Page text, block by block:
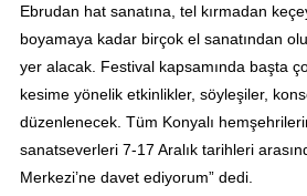
Ebrudan hat sanatına, tel kırmadan
boyamaya kadar birçok el sanatından
yer alacak. Festival kapsamında başta
kesime yönelik etkinlikler, söyleşiler,
düzenlenecek. Tüm Konyalı
sanatseverleri 7-17 Aralık tarihleri
Merkezi’ne davet ediyorum” dedi.